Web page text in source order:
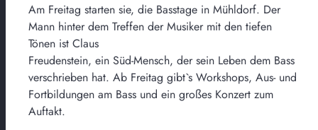
Am Freitag starten sie, die Basstage in Mühldorf. Der
Mann hinter dem Treffen der Musiker mit den tiefen
Tönen ist Claus
Freudenstein, ein Süd-Mensch, der sein Leben dem Bass
verschrieben hat. Ab Freitag gibt`s Workshops, Aus- und
Fortbildungen am Bass und ein großes Konzert zum
Auftakt.